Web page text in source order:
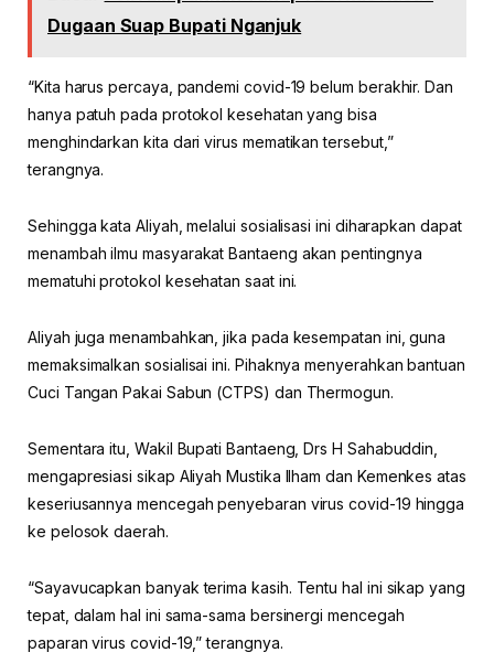
Dugaan Suap Bupati Nganjuk
“Kita harus percaya, pandemi covid-19 belum berakhir. Dan
hanya patuh pada protokol kesehatan yang bisa
menghindarkan kita dari virus mematikan tersebut,”
terangnya.
Sehingga kata Aliyah, melalui sosialisasi ini diharapkan dapat
menambah ilmu masyarakat Bantaeng akan pentingnya
mematuhi protokol kesehatan saat ini.
Aliyah juga menambahkan, jika pada kesempatan ini, guna
memaksimalkan sosialisai ini. Pihaknya menyerahkan bantuan
Cuci Tangan Pakai Sabun (CTPS) dan Thermogun.
Sementara itu, Wakil Bupati Bantaeng, Drs H Sahabuddin,
mengapresiasi sikap Aliyah Mustika Ilham dan Kemenkes atas
keseriusannya mencegah penyebaran virus covid-19 hingga
ke pelosok daerah.
“Sayavucapkan banyak terima kasih. Tentu hal ini sikap yang
tepat, dalam hal ini sama-sama bersinergi mencegah
paparan virus covid-19,” terangnya.